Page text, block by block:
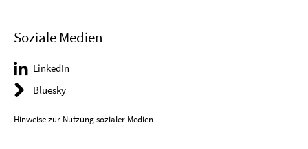
Soziale Medien
LinkedIn
Bluesky
Hinweise zur Nutzung sozialer Medien